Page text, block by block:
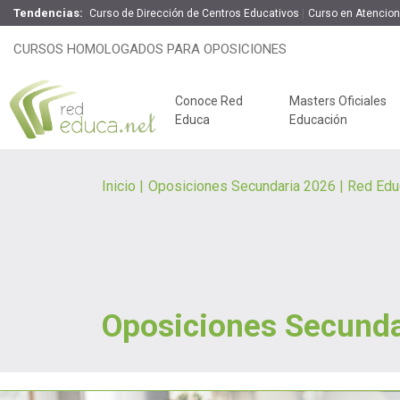
Tendencias: Curso de Dirección de Centros Educativos Curso en
CURSOS HOMOLOGADOS PARA OPOSICIONES
Conoce Red
Educa
Masters Oficiales
Educación
Claves del éxito
Inicio Oposiciones Secundaria 2026 | Red
Oposiciones